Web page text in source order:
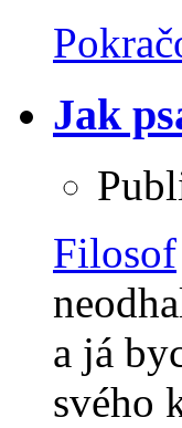
Jak
Filosof
a já
svého